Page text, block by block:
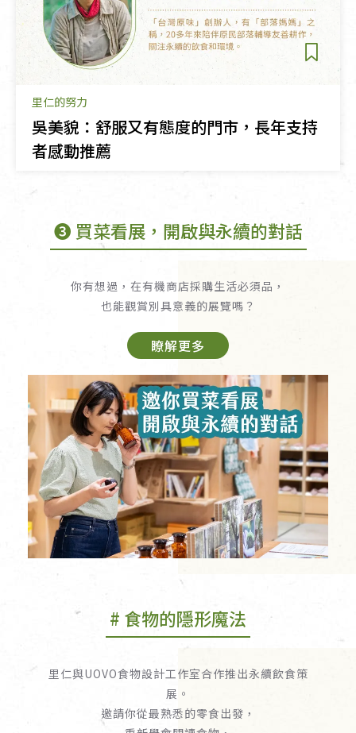
里仁的努力
吳美貌：舒服又有態度的門市，長年支持
者感動推薦
➌ 買菜看展，開啟與永續的對話
你有想過，在有機商店採購生活必須品，
也能觀賞別具意義的展覽嗎？
瞭解更多
# 食物的隱形魔法
里仁與UOVO食物設計工作室合作推出永續飲食策
展。
邀請你從最熟悉的零食出發，